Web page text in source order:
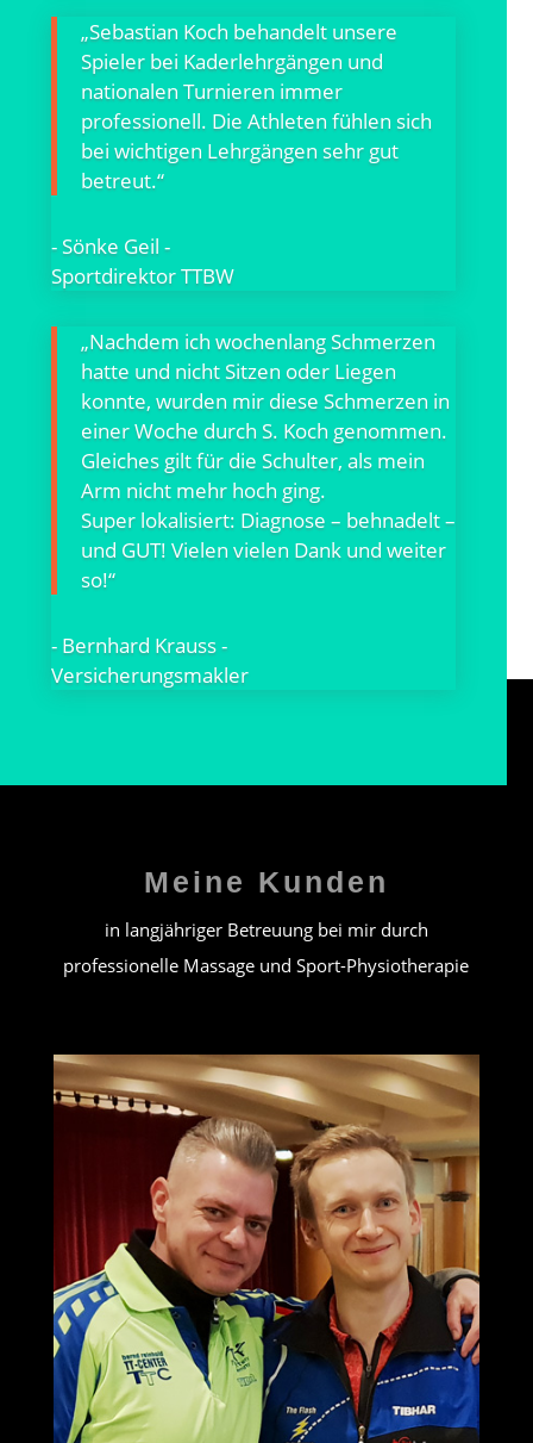
„Sebastian Koch behandelt unsere
Spieler bei Kaderlehrgängen und
nationalen Turnieren immer
professionell. Die Athleten fühlen sich
bei wichtigen Lehrgängen sehr gut
betreut.“
- Sönke Geil -
Sportdirektor TTBW
„Nachdem ich wochenlang Schmerzen
hatte und nicht Sitzen oder Liegen
konnte, wurden mir diese Schmerzen in
einer Woche durch S. Koch genommen.
Gleiches gilt für die Schulter, als mein
Arm nicht mehr hoch ging.
Super lokalisiert: Diagnose – behnadelt –
und GUT! Vielen vielen Dank und weiter
so!“
- Bernhard Krauss -
Versicherungsmakler
Meine Kunden
in langjähriger Betreuung bei mir durch
professionelle Massage und Sport-Physiotherapie